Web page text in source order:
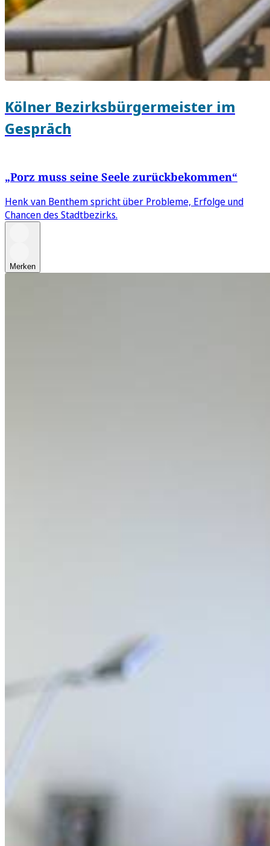
Kölner Bezirksbürgermeister im
Gespräch
„Porz muss seine Seele zurückbekommen“
Henk van Benthem spricht über Probleme, Erfolge und
Chancen des Stadtbezirks.
Merken